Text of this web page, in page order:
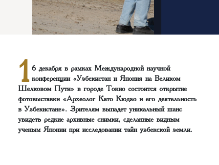
1 6 декабря в рамках Международной научной
конференции «Узбекистан и Япония на Великом
Шелковом Пути» в городе Токио состоится открытие
фотовыставки «Археолог Като Кюдзо и его деятельность
в Узбекистане». Зрителям выпадет уникальный шанс
увидеть редкие архивные снимки, сделанные видным
ученым Японии при исследовании тайн узбекской земли.